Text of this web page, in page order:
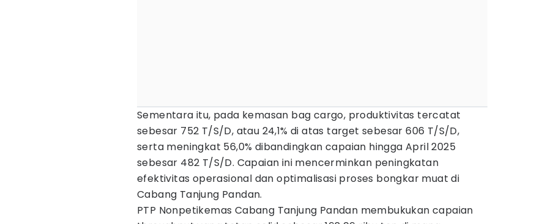
Sementara itu, pada kemasan bag cargo, produktivitas tercatat
sebesar 752 T/S/D, atau 24,1% di atas target sebesar 606 T/S/D,
serta meningkat 56,0% dibandingkan capaian hingga April 2025
sebesar 482 T/S/D. Capaian ini mencerminkan peningkatan
efektivitas operasional dan optimalisasi proses bongkar muat di
Cabang Tanjung Pandan.
PTP Nonpetikemas Cabang Tanjung Pandan membukukan capaian